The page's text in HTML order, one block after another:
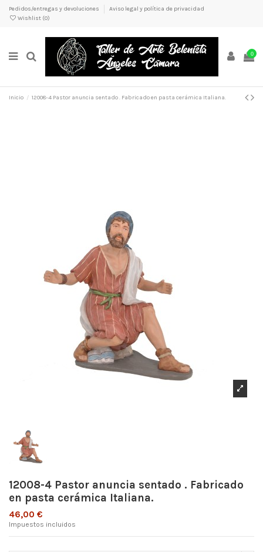
Pedidos/entregas y devoluciones
Aviso legal y política de privacidad
Wishlist (0)
0
Inicio 12008-4 Pastor anuncia sentado . Fabricado en pasta cerámica Italiana.
12008-4 Pastor anuncia sentado . Fabricado
en pasta cerámica Italiana.
46,00 €
Impuestos incluidos